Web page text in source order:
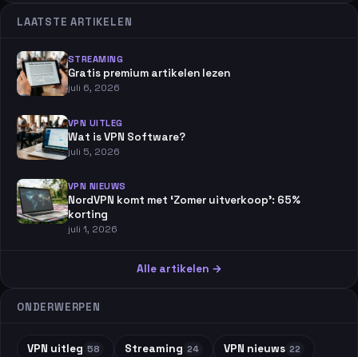
LAATSTE ARTIKELEN
STREAMING
Gratis premium artikelen lezen
juli 6, 2026
VPN UITLEG
Wat is VPN Software?
juli 5, 2026
VPN NIEUWS
NordVPN komt met ‘Zomer uitverkoop’: 65%
korting
juli 1, 2026
Alle artikelen →
ONDERWERPEN
VPN uitleg 58 Streaming 24 VPN nieuws 22